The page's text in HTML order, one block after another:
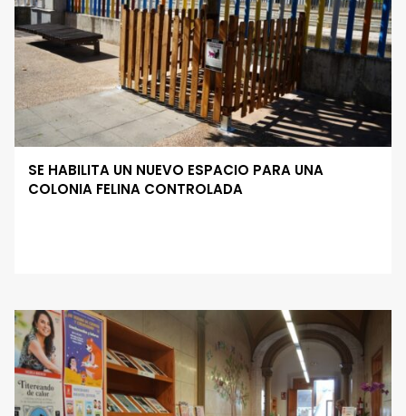
SE HABILITA UN NUEVO ESPACIO PARA UNA
COLONIA FELINA CONTROLADA